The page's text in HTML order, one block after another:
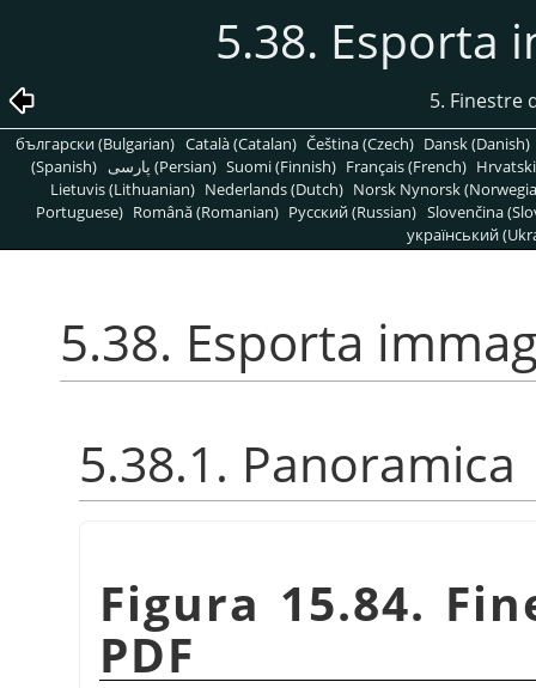
5.38. Esporta
5. Finestre
български (Bulgarian) Català (Catalan) Čeština (Czech) Dansk (Danish)
(Spanish)
پارسی (Persian) Suomi (Finnish) Français (French)
Lietuvis (Lithuanian) Nederlands (Dutch) Norsk Nynorsk
Portuguese) Română (Romanian) Pусский (Russian) Slovenčina
український
5.38. Esporta
5.38.1. Panoramica
Figura 15.84.
PDF